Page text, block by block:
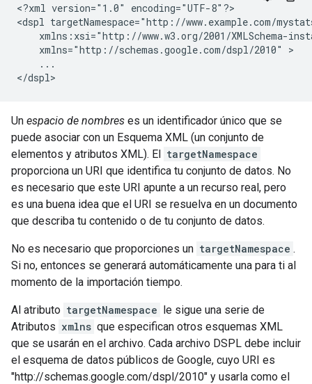
<?xml version="1.0" encoding="UTF-8"?>
<dspl targetNamespace="http://www.example.com/
xmlns:xsi="http://www.w3.org/2001/XMLSchema-
    xmlns="http://schemas.google.com/dspl/2010" >
    ...
</dspl>
Un espacio de nombres es un identificador único que se
puede asociar con un Esquema XML (un conjunto de
elementos y atributos XML). El targetNamespace
proporciona un URI que identifica tu conjunto de datos. No
es necesario que este URI apunte a un recurso real, pero
es una buena idea que el URI se resuelva en un documento
que describa tu contenido o de tu conjunto de datos.
No es necesario que proporciones un targetNamespace .
Si no, entonces se generará automáticamente una para ti al
momento de la importación tiempo.
Al atributo targetNamespace le sigue una serie de
Atributos xmlns que especifican otros esquemas XML
que se usarán en el archivo. Cada archivo DSPL debe incluir
el esquema de datos públicos de Google, cuyo URI es
"http://schemas.google.com/dspl/2010" y usarla como el